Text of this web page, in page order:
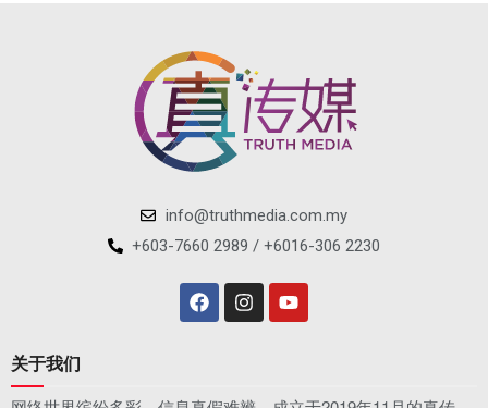
info@truthmedia.com.my
+603-7660 2989 / +6016-306 2230
关于我们